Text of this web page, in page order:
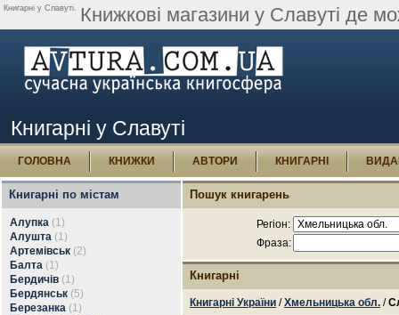
Книгарні у Славуті. Книжкові магазини у Славуті де
Книгарні у Славуті
ГОЛОВНА КНИЖКИ АВТОРИ КНИГАРНІ
Книгарні по містам
Алупка (1)
Алушта (1)
Артемівськ (2)
Балта (1)
Бердичів (1)
Бердянськ (5)
Березанка (1)
Пошук книгарень
Регіон:
Фраза:
Книгарні
Книгарні України /Хмельницька обл. /